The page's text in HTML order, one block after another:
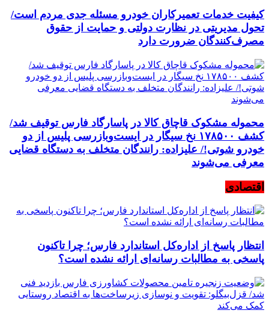
کیفیت خدمات تعمیرکاران خودرو مسئله جدی مردم است/
تحول مدیریتی در نظارت دولتی و حمایت از حقوق
مصرف‌کنندگان ضرورت دارد
محموله مشکوک قاچاق کالا در پاسارگاد فارس توقیف شد/
کشف ۱۷۸۵۰۰ نخ سیگار در ایست‌وبازرسی پلیس از دو
خودرو شوتی!/ علیزاده: رانندگان متخلف به دستگاه قضایی
معرفی می‌شوند
اقتصادی
انتظار پاسخ از اداره‌کل استاندارد فارس؛ چرا تاکنون
پاسخی به مطالبات رسانه‌ای ارائه نشده است؟